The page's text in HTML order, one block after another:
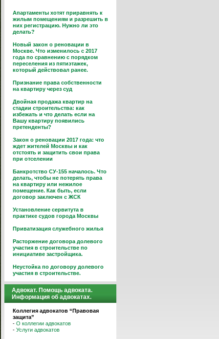
Апартаменты хотят приравнять к
жилым помещениям и разрешить в
них регистрацию. Нужно ли это
делать?
Новый закон о реновации в
Москве. Что изменилось с 2017
года по сравнению с порядком
переселения из пятиэтажек,
который действовал ранее.
Признание права собственности
на квартиру через суд
Двойная продажа квартир на
стадии строительства: как
избежать и что делать если на
Вашу квартиру появились
претенденты?
Закон о реновации 2017 года: что
ждет жителей Москвы и как
отстоять и защитить свои права
при отселении
Банкротство СУ-155 началось. Что
делать, чтобы не потерять права
на квартиру или нежилое
помещение. Как быть, если
договор заключен с ЖСК
Установление сервитута в
практике судов города Москвы
Приватизация служебного жилья
Расторжение договора долевого
участия в строительстве по
инициативе застройщика.
Неустойка по договору долевого
участия в строительстве.
Адвокат. Помощь адвоката.
Информация об адвокатах.
Коллегия адвокатов “Правовая
защита”
- О коллегии адвокатов
- Услуги адвокатов